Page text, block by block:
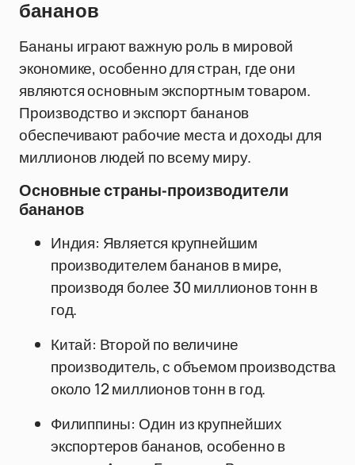
бананов
Бананы играют важную роль в мировой
экономике, особенно для стран, где они
являются основным экспортным товаром.
Производство и экспорт бананов
обеспечивают рабочие места и доходы для
миллионов людей по всему миру.
Основные страны-производители
бананов
Индия: Является крупнейшим
производителем бананов в мире,
производя более 30 миллионов тонн в
год.
Китай: Второй по величине
производитель, с объемом производства
около 12 миллионов тонн в год.
Филиппины: Один из крупнейших
экспортеров бананов, особенно в